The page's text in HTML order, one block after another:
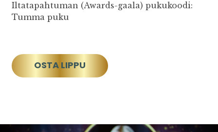
Iltatapahtuman (Awards-gaala) pukukoodi:
Tumma puku
OSTA LIPPU